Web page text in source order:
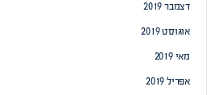
דצמבר 2019
אוגוסט 2019
מאי 2019
אפריל 2019